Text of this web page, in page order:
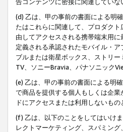
(d) 乙は、甲の事前の書面による明
たはこれらに関連して、プロダク
由してアクセスされる携帯端末用
定義される承認されたモバイル・
ブルまたは衛星ボックス、ストリ
TV、ソニーBravia、パナソニック
(e) 乙は、甲の事前の書面による明
で商品を提供する個人もしくは企
ドにアクセスまたは利用しないもの
(f) 乙は、以下のことをしてはいけ
レクトマーケティング、スパミン